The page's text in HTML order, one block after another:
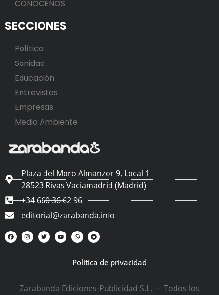
CONÓCENOS
SECCIONES
Política
Sanidad
Educación
Entrevistas
Empresas
Medio Ambiente
Plaza del Moro Almanzor 9, Local 1
28523 Rivas Vaciamadrid (Madrid)
+34 660 36 62 96
editorial@zarabanda.info
Política de privacidad
Zarabanda Ediciones-Publicidad S.L. – Todos los